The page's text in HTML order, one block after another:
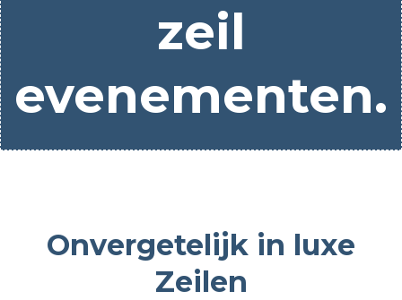
zeil
evenementen.
Onvergetelijk in luxe
Zeilen